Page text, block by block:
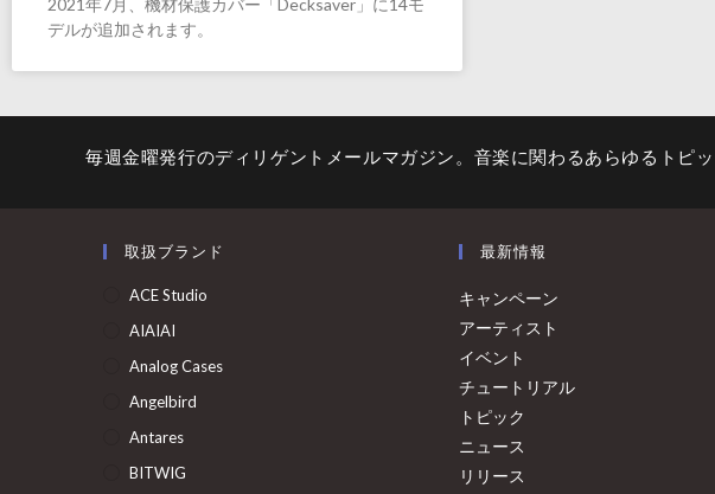
2021年7月、機材保護カバー「Decksaver」に14モ
デルが追加されます。
毎週金曜発行のディリゲントメールマガジン。音楽に関わるあらゆるトピ
取扱ブランド
ACE Studio
AIAIAI
Analog Cases
Angelbird
Antares
BITWIG
最新情報
キャンペーン
アーティスト
イベント
チュートリアル
トピック
ニュース
リリース